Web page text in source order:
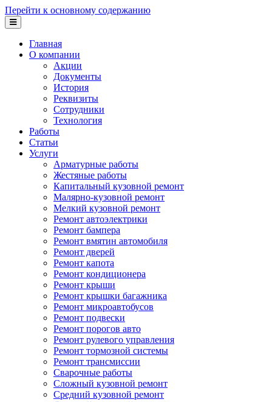
Перейти к основному содержанию
Главная
О компании
Акции
Документы
История
Реквизиты
Сотрудники
Технология
Работы
Статьи
Услуги
Арматурные работы
Жестяные работы
Капитальный кузовной ремонт
Малярно-кузовной ремонт
Мелкий кузовной ремонт
Ремонт автоэлектрики
Ремонт бампера
Ремонт вмятин автомобиля
Ремонт дверей
Ремонт капота
Ремонт кондиционера
Ремонт крыши
Ремонт крышки багажника
Ремонт микроавтобусов
Ремонт подвески
Ремонт порогов авто
Ремонт рулевого управления
Ремонт тормозной системы
Ремонт трансмиссии
Сварочные работы
Сложный кузовной ремонт
Средний кузовной ремонт